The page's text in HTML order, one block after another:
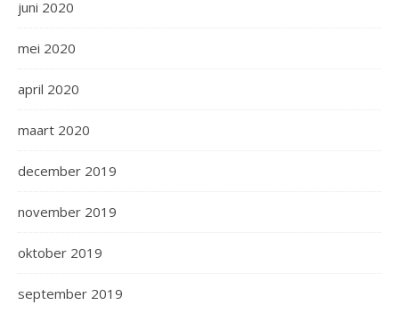
juni 2020
mei 2020
april 2020
maart 2020
december 2019
november 2019
oktober 2019
september 2019